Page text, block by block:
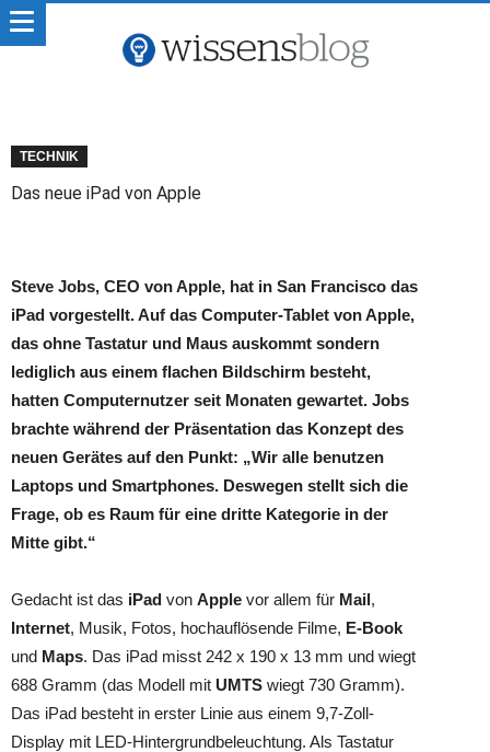
TECHNIK
Das neue iPad von Apple
Steve Jobs, CEO von Apple, hat in San Francisco das
iPad vorgestellt. Auf das Computer-Tablet von Apple,
das ohne Tastatur und Maus auskommt sondern
lediglich aus einem flachen Bildschirm besteht,
hatten Computernutzer seit Monaten gewartet. Jobs
brachte während der Präsentation das Konzept des
neuen Gerätes auf den Punkt: „Wir alle benutzen
Laptops und Smartphones. Deswegen stellt sich die
Frage, ob es Raum für eine dritte Kategorie in der
Mitte gibt.“
Gedacht ist das iPad von Apple vor allem für Mail,
Internet, Musik, Fotos, hochauflösende Filme, E-Book
und Maps. Das iPad misst 242 x 190 x 13 mm und wiegt
688 Gramm (das Modell mit UMTS wiegt 730 Gramm).
Das iPad besteht in erster Linie aus einem 9,7-Zoll-
Display mit LED-Hintergrundbeleuchtung. Als Tastatur